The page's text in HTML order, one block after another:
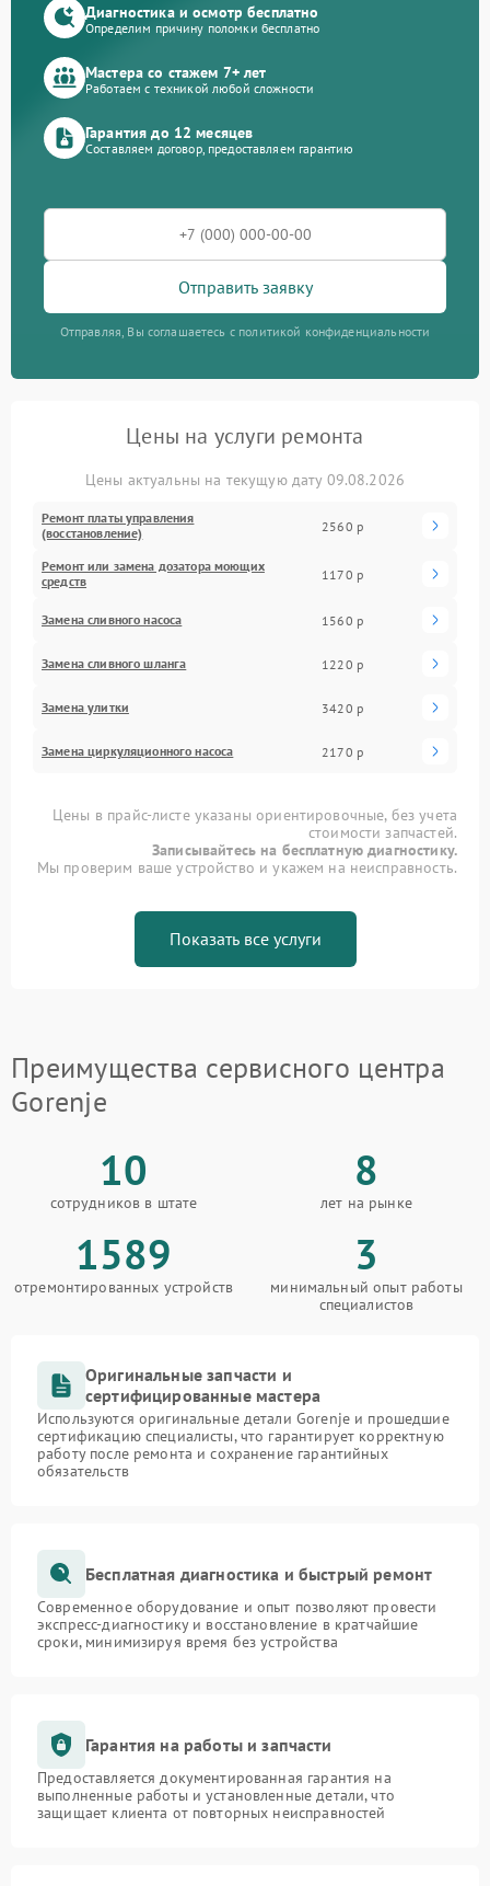
Диагностика и осмотр бесплатно
Определим причину поломки бесплатно
Мастера со стажем 7+ лет
Работаем с техникой любой сложности
Гарантия до 12 месяцев
Составляем договор, предоставляем гарантию
Отправить заявку
Отправляя, Вы соглашаетесь с политикой конфиденциальности
Цены на услуги ремонта
Цены актуальны на текущую дату 09.08.2026
Ремонт платы управления
(восстановление)
2560 р
Ремонт или замена дозатора моющих
средств
1170 р
Замена сливного насоса 1560 р
Замена сливного шланга 1220 р
Замена улитки 3420 р
Замена циркуляционного насоса 2170 р
Цены в прайс-листе указаны ориентировочные, без учета
стоимости запчастей.
Записывайтесь на бесплатную диагностику.
Мы проверим ваше устройство и укажем на неисправность.
Показать все услуги
Преимущества сервисного центра
Gorenje
10
сотрудников в штате
8
лет на рынке
1589
отремонтированных устройств
3
минимальный опыт работы
специалистов
Оригинальные запчасти и
сертифицированные мастера
Используются оригинальные детали Gorenje и прошедшие
сертификацию специалисты, что гарантирует корректную
работу после ремонта и сохранение гарантийных
обязательств
Бесплатная диагностика и быстрый ремонт
Современное оборудование и опыт позволяют провести
экспресс-диагностику и восстановление в кратчайшие
сроки, минимизируя время без устройства
Гарантия на работы и запчасти
Предоставляется документированная гарантия на
выполненные работы и установленные детали, что
защищает клиента от повторных неисправностей